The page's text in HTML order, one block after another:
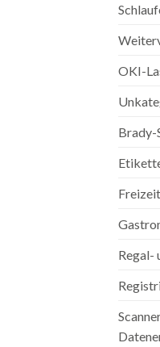
OKI-
Brady-
Freizeit
Regal-